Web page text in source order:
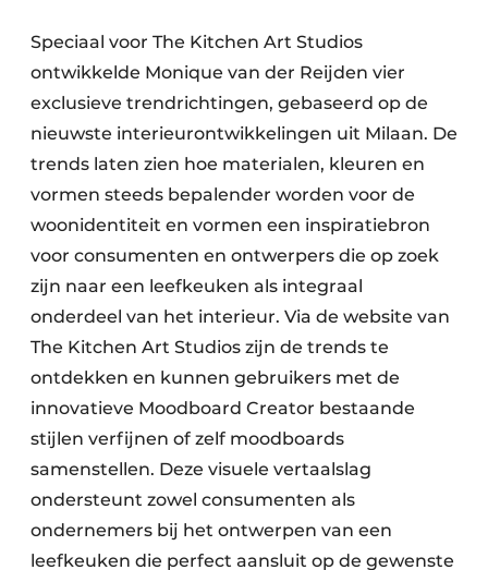
Speciaal voor The Kitchen Art Studios
ontwikkelde Monique van der Reijden vier
exclusieve trendrichtingen, gebaseerd op de
nieuwste interieurontwikkelingen uit Milaan. De
trends laten zien hoe materialen, kleuren en
vormen steeds bepalender worden voor de
woonidentiteit en vormen een inspiratiebron
voor consumenten en ontwerpers die op zoek
zijn naar een leefkeuken als integraal
onderdeel van het interieur. Via de website van
The Kitchen Art Studios zijn de trends te
ontdekken en kunnen gebruikers met de
innovatieve Moodboard Creator bestaande
stijlen verfijnen of zelf moodboards
samenstellen. Deze visuele vertaalslag
ondersteunt zowel consumenten als
ondernemers bij het ontwerpen van een
leefkeuken die perfect aansluit op de gewenste